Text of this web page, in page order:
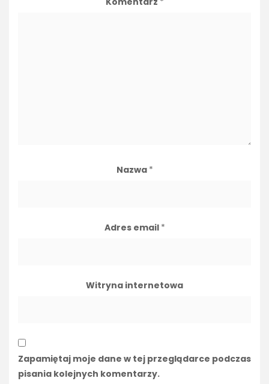
Nazwa *
Adres email *
Witryna internetowa
Zapamiętaj moje dane w tej przeglądarce podczas
pisania kolejnych komentarzy.